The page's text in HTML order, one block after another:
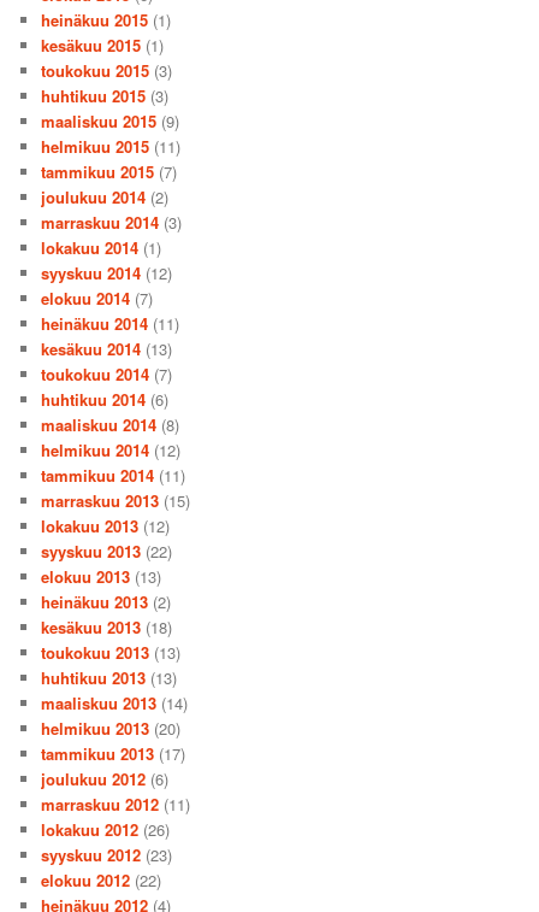
heinäkuu 2015 (1)
kesäkuu 2015 (1)
toukokuu 2015 (3)
huhtikuu 2015 (3)
maaliskuu 2015 (9)
helmikuu 2015 (11)
tammikuu 2015 (7)
joulukuu 2014 (2)
marraskuu 2014 (3)
lokakuu 2014 (1)
syyskuu 2014 (12)
elokuu 2014 (7)
heinäkuu 2014 (11)
kesäkuu 2014 (13)
toukokuu 2014 (7)
huhtikuu 2014 (6)
maaliskuu 2014 (8)
helmikuu 2014 (12)
tammikuu 2014 (11)
marraskuu 2013 (15)
lokakuu 2013 (12)
syyskuu 2013 (22)
elokuu 2013 (13)
heinäkuu 2013 (2)
kesäkuu 2013 (18)
toukokuu 2013 (13)
huhtikuu 2013 (13)
maaliskuu 2013 (14)
helmikuu 2013 (20)
tammikuu 2013 (17)
joulukuu 2012 (6)
marraskuu 2012 (11)
lokakuu 2012 (26)
syyskuu 2012 (23)
elokuu 2012 (22)
heinäkuu 2012 (4)